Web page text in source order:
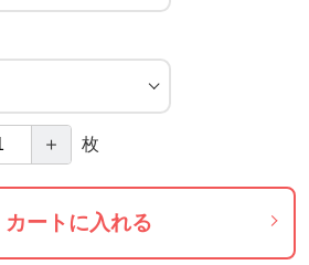
＋ 枚
カートに入れる